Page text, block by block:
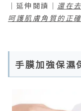
｜延伸閱讀｜ 還在
呵護肌膚角質的正
手膜加強保濕